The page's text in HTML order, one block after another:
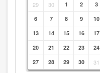
29 30 1 2 3
6
7 8 9 10
13
14 15 16 17
20
21 22 23 24
27
28 29 30 31